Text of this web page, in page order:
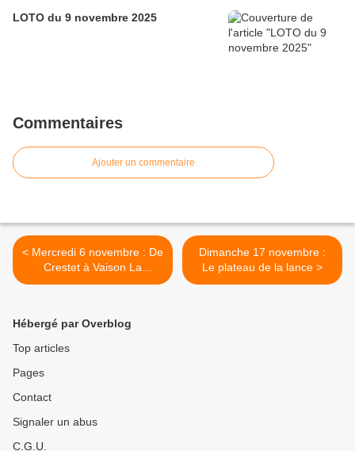
LOTO du 9 novembre 2025
Commentaires
Ajouter un commentaire
< Mercredi 6 novembre : De
Crestet à Vaison La
Romaine
Dimanche 17 novembre :
Le plateau de la lance >
Hébergé par Overblog
Top articles
Pages
Contact
Signaler un abus
C.G.U.